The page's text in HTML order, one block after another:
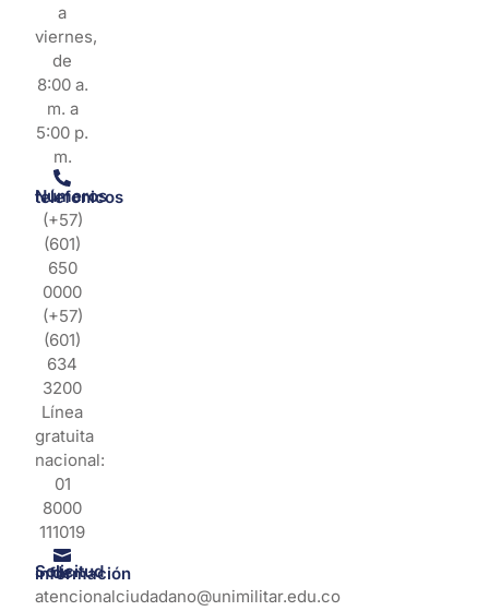
a
viernes,
de
8:00 a.
m. a
5:00 p.
m.
Números telefonicos
(+57)
(601)
650
0000
(+57)
(601)
634
3200
Línea
gratuita
nacional:
01
8000
111019
Solicitud de información
atencionalciudadano@unimilitar.edu.co